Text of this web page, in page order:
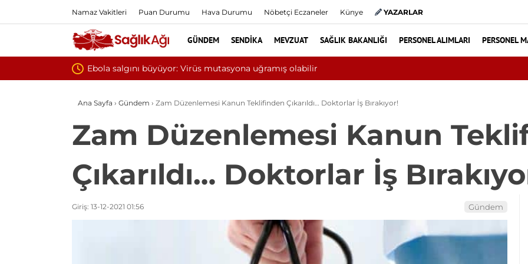
Namaz Vakitleri Puan Durumu Hava Durumu Nöbetçi Eczaneler Künye YAZARLAR
GÜNDEM SENDIKA MEVZUAT SAĞLIK BAKANLIĞI PERSONEL ALIMLARI PERSONEL
Yılın ilk 6 ayında 10 bini aşkın hasta hiperbarik oksijen tedavisinden
Ana Sayfa › Gündem › Zam Düzenlemesi Kanun Teklifinden Çıkarıldı… Doktorlar İş Bırakıyor!
Zam Düzenlemesi Kanun
Çıkarıldı… Doktorlar İş
Giriş: 13-12-2021 01:56 Gündem